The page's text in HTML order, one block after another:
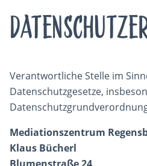
Verantwortliche Stelle im
Datenschutzgesetze,
Datenschutzgrundverordnung
Mediationszentrum
Klaus Bücherl
Blumenstraße 24